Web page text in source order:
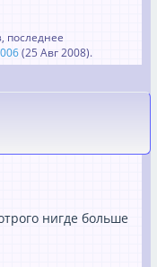
последнее
(25 Авг 2008).
нигде больше